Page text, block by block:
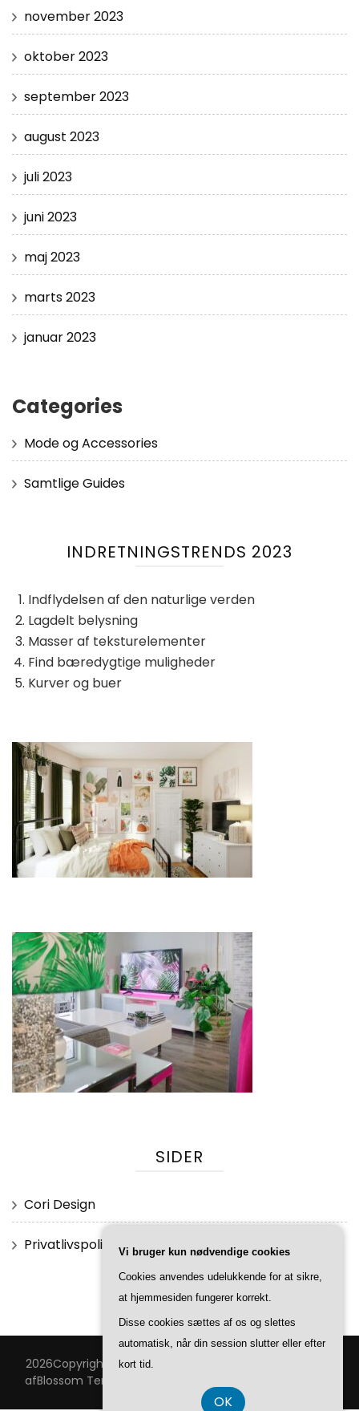
november 2023
oktober 2023
september 2023
august 2023
juli 2023
juni 2023
maj 2023
marts 2023
januar 2023
Categories
Mode og Accessories
Samtlige Guides
INDRETNINGSTRENDS 2023
Indflydelsen af ​​den naturlige verden
Lagdelt belysning
Masser af teksturelementer
Find bæredygtige muligheder
Kurver og buer
SIDER
Cori Design
Privatlivspolitik
2026Copyright Cori Design
afBlossom Temaer
Vi bruger kun nødvendige cookies
Cookies anvendes udelukkende for at sikre,
at hjemmesiden fungerer korrekt.
Disse cookies sættes af os og slettes
automatisk, når din session slutter eller efter
kort tid.
OK